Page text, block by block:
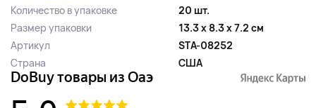
Количество в упаковке
20 шт.
Размер упаковки
13.3 x 8.3 x 7.2 см
Артикул
STA-08252
Страна
США